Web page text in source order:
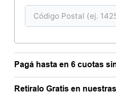
Pagá hasta en 6 cuotas
Retiralo Gratis en